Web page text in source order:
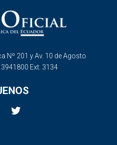
Nº 201 y Av. 10 de Agosto
3941800 Ext. 3134